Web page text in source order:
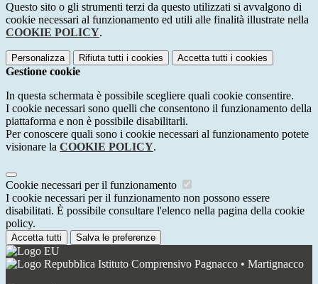
Questo sito o gli strumenti terzi da questo utilizzati si avvalgono di
cookie necessari al funzionamento ed utili alle finalità illustrate nella
COOKIE POLICY.
Personalizza Rifiuta tutti i cookies Accetta tutti i cookies
Gestione cookie
In questa schermata è possibile scegliere quali cookie consentire.
I cookie necessari sono quelli che consentono il funzionamento della
piattaforma e non è possibile disabilitarli.
Per conoscere quali sono i cookie necessari al funzionamento potete
visionare la COOKIE POLICY.
Cookie necessari per il funzionamento
I cookie necessari per il funzionamento non possono essere
disabilitati. È possibile consultare l'elenco nella pagina della cookie
policy.
Accetta tutti Salva le preferenze
Istituto Comprensivo Pagnacco • Martignacco